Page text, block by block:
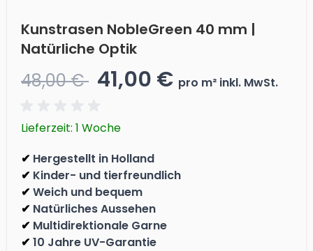
Kunstrasen NobleGreen 40 mm |
Natürliche Optik
48,00 € 41,00 € pro m² inkl. MwSt.
Lieferzeit: 1 Woche
✔ Hergestellt in Holland
✔ Kinder- und tierfreundlich
✔ Weich und bequem
✔ Natürliches Aussehen
✔ Multidirektionale Garne
✔ 10 Jahre UV-Garantie